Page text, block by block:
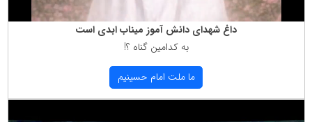
داغ شهدای دانش آموز میناب ابدی است
به كدامین گناه ؟!
ما ملت امام حسینیم